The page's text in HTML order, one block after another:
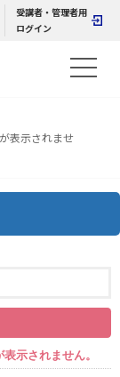
受講者・管理者用
ログイン
表示されませ
示されません。